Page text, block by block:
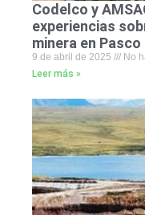
Codelco y
experiencias
minera en Pasco
9 de abril de 2025
No
Leer más »